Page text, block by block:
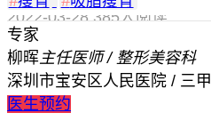
2022-03-28385人阅读
专家
柳晖主任医师 / 整形美容科
深圳市宝安区人民医院 / 三甲
医生预约